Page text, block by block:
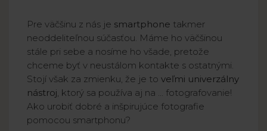
Pre väčšinu z nás je smartphone takmer
neoddeliteľnou súčasťou. Máme ho väčšinou
stále pri sebe a nosíme ho všade, pretože
chceme byť v neustálom kontakte s ostatnými.
Stojí však za zmienku, že je to veľmi univerzálny
nástroj, ktorý sa používa aj na ... fotografovanie!
Ako urobiť dobré a inšpirujúce fotografie
pomocou smartphonu?